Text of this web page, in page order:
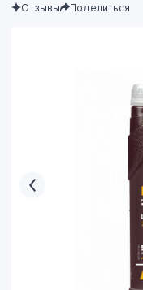
Отзывы Поделиться